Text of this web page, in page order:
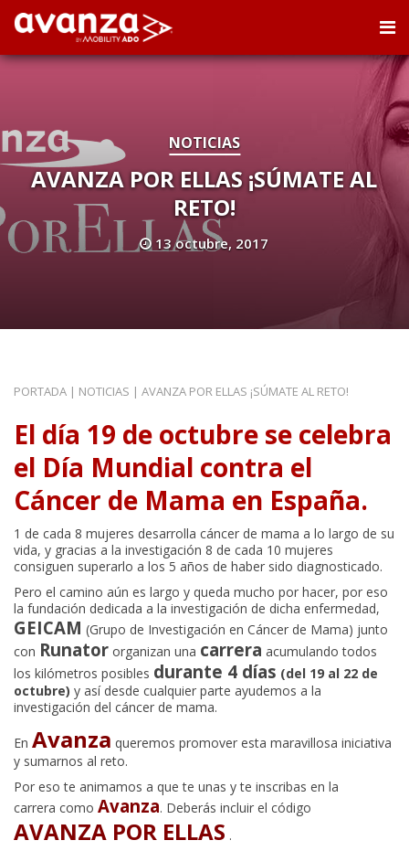
NOTICIAS
AVANZA POR ELLAS ¡SÚMATE AL
RETO!
13 octubre, 2017
PORTADA | NOTICIAS | AVANZA POR ELLAS ¡SÚMATE AL RETO!
El día 19 de octubre se celebra
el Día Mundial contra el
Cáncer de Mama en España.
1 de cada 8 mujeres desarrolla cáncer de mama a lo largo de su
vida, y gracias a la investigación 8 de cada 10 mujeres
consiguen superarlo a los 5 años de haber sido diagnosticado.
Pero el camino aún es largo y queda mucho por hacer, por eso
la fundación dedicada a la investigación de dicha enfermedad,
GEICAM (Grupo de Investigación en Cáncer de Mama) junto
con Runator organizan una carrera acumulando todos
los kilómetros posibles durante 4 días (del 19 al 22 de
octubre) y así desde cualquier parte ayudemos a la
investigación del cáncer de mama.
En Avanza queremos promover esta maravillosa iniciativa
y sumarnos al reto.
Por eso te animamos a que te unas y te inscribas en la
carrera como Avanza. Deberás incluir el código
AVANZA POR ELLAS .